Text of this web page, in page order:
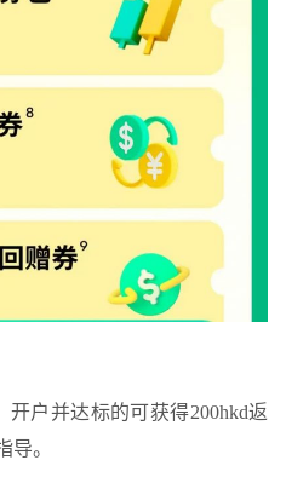
开户并达标的可获得200hkd返
导。